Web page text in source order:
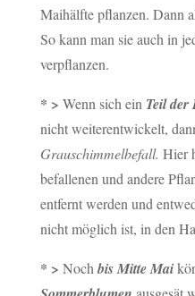
Maihälfte pflanzen. Dann
So kann man sie auch in
verpflanzen.
* > Wenn sich ein Teil der
nicht weiterentwickelt,
Grauschimmelbefall. Hier
befallenen und andere
entfernt werden und
nicht möglich ist, in den
* > Noch bis Mitte Mai